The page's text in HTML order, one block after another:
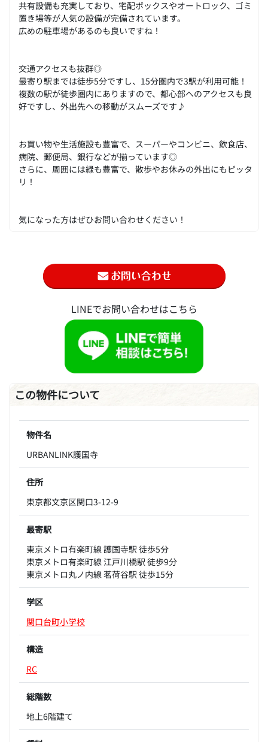
共有設備も充実しており、宅配ボックスやオートロック、ゴミ
置き場等が人気の設備が完備されています。
広めの駐車場があるのも良いですね！
交通アクセスも抜群◎
最寄り駅までは徒歩5分ですし、15分圏内で3駅が利用可能！
複数の駅が徒歩圏内にありますので、都心部へのアクセスも良
好ですし、外出先への移動がスムーズです♪
お買い物や生活施設も豊富で、スーパーやコンビニ、飲食店、
病院、郵便局、銀行などが揃っています◎
さらに、周囲には緑も豊富で、散歩やお休みの外出にもピッタ
リ！
気になった方はぜひお問い合わせください！
LINEでお問い合わせはこちら
この物件について
物件名
URBANLINK護国寺
住所
東京都文京区関口3-12-9
最寄駅
東京メトロ有楽町線 護国寺駅 徒歩5分
東京メトロ有楽町線 江戸川橋駅 徒歩9分
東京メトロ丸ノ内線 茗荷谷駅 徒歩15分
学区
関口台町小学校
構造
RC
総階数
地上6階建て